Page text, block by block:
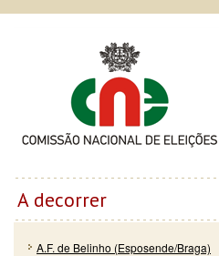
A decorrer
A.F. de Belinho (Esposende/Braga)